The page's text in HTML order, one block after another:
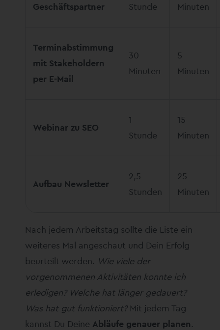
Geschäftspartner
Stunde
Minuten
Terminabstimmung
mit Stakeholdern
per E-Mail
30
Minuten
5
Minuten
Webinar zu SEO
1
Stunde
15
Minuten
Aufbau Newsletter
2,5
Stunden
25
Minuten
Nach jedem Arbeitstag sollte die Liste ein
weiteres Mal angeschaut und Dein Erfolg
beurteilt werden. Wie viele der
vorgenommenen Aktivitäten konnte ich
erledigen? Welche hat länger gedauert?
Was hat gut funktioniert?Mit jedem Tag
kannst Du Deine Abläufe genauer planen.